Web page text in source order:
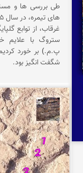
طی بررسی ها و
غرقاب، از توابع
پ.م.) بر خورد
شگفت انگیز بود.
محمد ناصری